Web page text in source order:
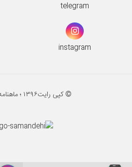
telegram
instagram
© کپی رایت۱۳۹۶ ؛